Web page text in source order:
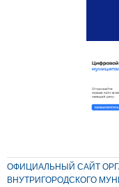
ОФИЦИАЛЬНЫЙ САЙТ
ВНУТРИГОРОДСКОГО